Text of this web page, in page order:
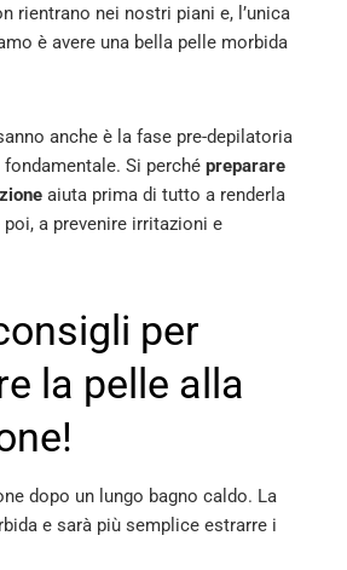
rientrano nei nostri piani e, l’unica
è avere una bella pelle morbida
anche è la fase pre-depilatoria
Si perché preparare
aiuta prima di tutto a renderla
a prevenire irritazioni e
per
la pelle alla
dopo un lungo bagno caldo. La
e sarà più semplice estrarre i